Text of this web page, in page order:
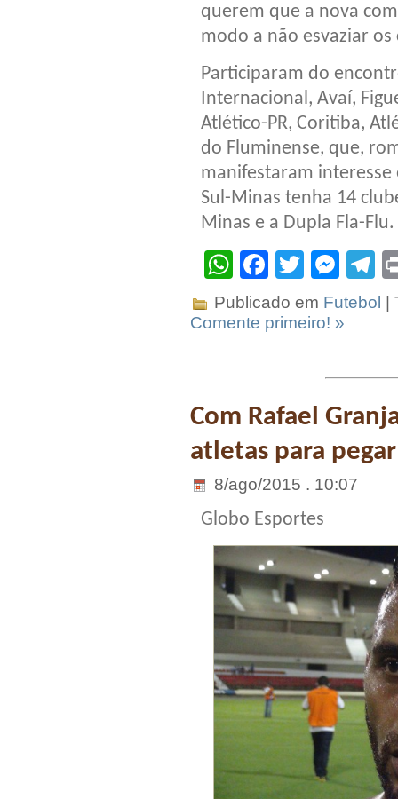
querem que a nova
modo a não esvaziar
Participaram do
Internacional, Avaí,
Atlético-PR, Coritiba,
do Fluminense, que,
manifestaram
Sul-Minas tenha 14
Minas e a Dupla Fla-Flu.
WhatsApp
Facebook
Twitter
Publicado em Futebol
|
Comente primeiro! »
Com Rafael
atletas para
8/ago/2015 . 10:07
Globo Esportes